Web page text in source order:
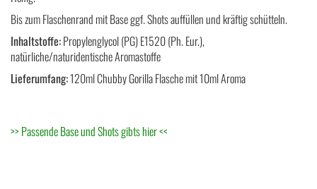
Bis zum Flaschenrand mit Base ggf. Shots auffüllen und kräftig schütteln.
Inhaltstoffe:Propylenglycol (PG) E1520 (Ph. Eur.),
natürliche/naturidentische Aromastoffe
Lieferumfang:120ml Chubby Gorilla Flasche mit 10ml Aroma
>> Passende Base und Shots gibts hier<<